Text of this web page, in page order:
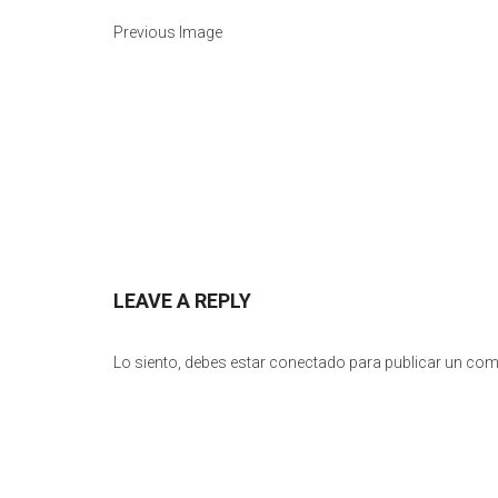
Previous Image
LEAVE A REPLY
Lo siento, debes estar conectado para publicar un